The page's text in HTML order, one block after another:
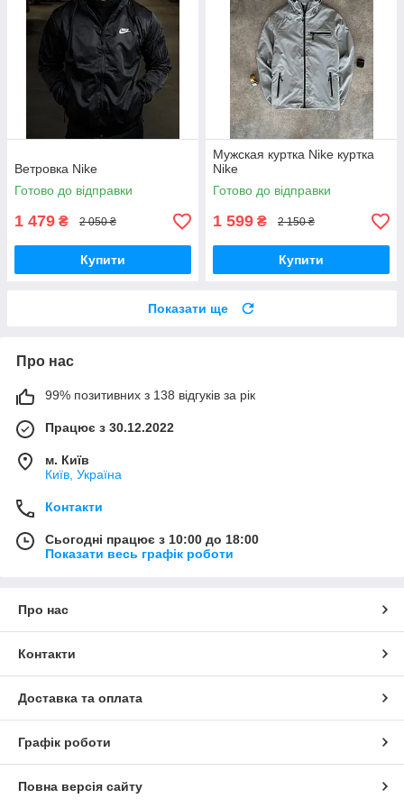
Ветровка Nike
Готово до відправки
1 479 ₴ 2 050 ₴
Купити
Мужская куртка Nike куртка
Nike
Готово до відправки
1 599 ₴ 2 150 ₴
Купити
Показати ще
Про нас
99% позитивних з 138 відгуків за рік
Працює з 30.12.2022
м. Київ
Київ, Україна
Контакти
Сьогодні працює з 10:00 до 18:00
Показати весь графік роботи
Про нас
Контакти
Доставка та оплата
Графік роботи
Повна версія сайту